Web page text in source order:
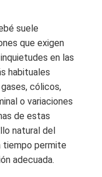
suele
que exigen
en las
habituales
cólicos,
o variaciones
de estas
natural del
tiempo permite
adecuada.